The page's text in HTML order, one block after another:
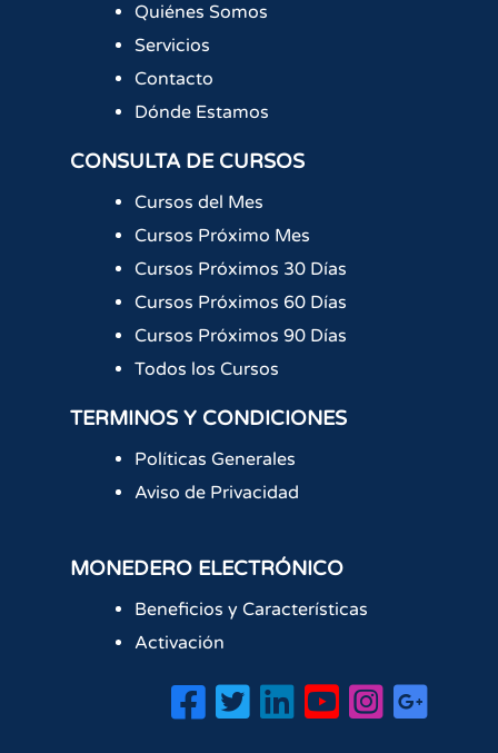
Quiénes Somos
Servicios
Contacto
Dónde Estamos
CONSULTA DE CURSOS
Cursos del Mes
Cursos Próximo Mes
Cursos Próximos 30 Días
Cursos Próximos 60 Días
Cursos Próximos 90 Días
Todos los Cursos
TERMINOS Y CONDICIONES
Políticas Generales
Aviso de Privacidad
MONEDERO ELECTRÓNICO
Beneficios y Características
Activación